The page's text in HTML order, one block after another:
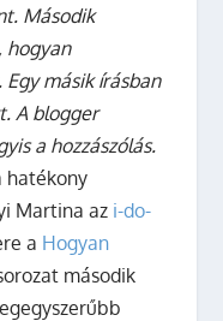
Második
hogyan
másik írásban
A blogger
a hozzászólás.
hatékony
Martina az i-do-
a Hogyan
második